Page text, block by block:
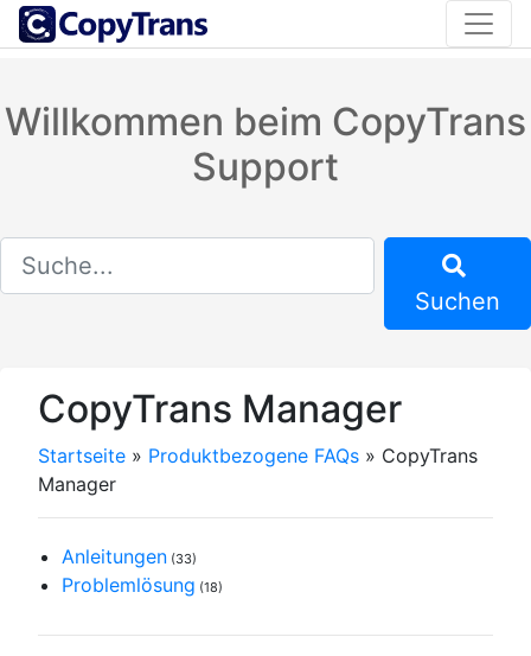
Willkommen beim CopyTrans
Support
Suchen
CopyTrans Manager
Startseite » Produktbezogene FAQs » CopyTrans
Manager
Anleitungen (33)
Problemlösung (18)